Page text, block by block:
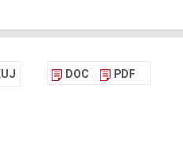
DOC PDF